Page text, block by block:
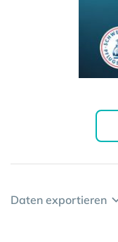
Daten exportieren